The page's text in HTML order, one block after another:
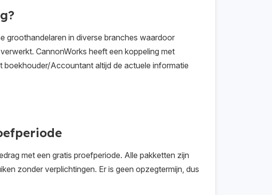
groothandelaren in diverse branches waardoor
CannonWorks heeft een koppeling met
boekhouder/Accountant altijd de actuele informatie
met een gratis proefperiode. Alle pakketten zijn
zonder verplichtingen. Er is geen opzegtermijn, dus